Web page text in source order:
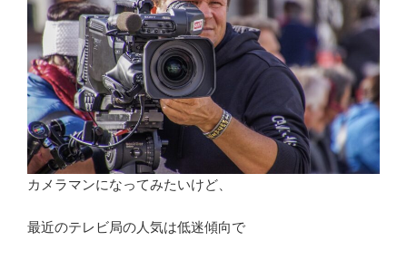
ヒ
ミ
ツ！
出
世
の
パ
タ
ー
と
カメラマンになってみたいけど、
最近のテレビ局の人気は低迷傾向で